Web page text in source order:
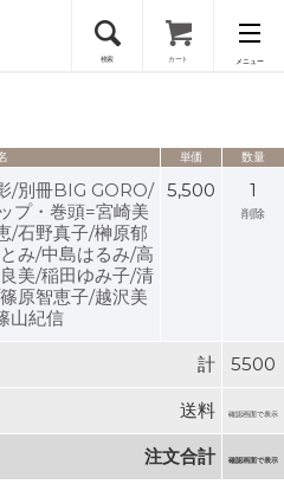
検索 カート メニュー
単価 数量
/別冊BIG GORO/
プ・巻頭=宮崎美
/石野真子/榊原郁
み/中島はるみ/高
美/稲田ゆみ子/清
原智恵子/越沢美
山紀信
5,500 1
削除
計 5500
送料 確認画面で表示
注文合計 確認画面で表示